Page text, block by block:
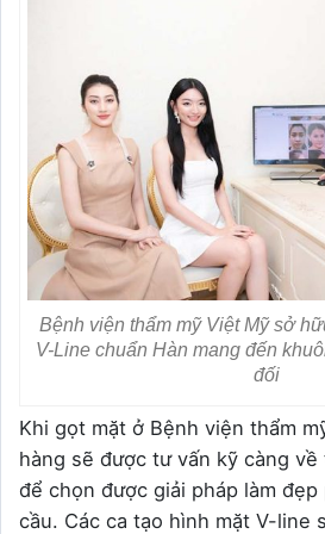
Bệnh viện thẩm mỹ Việt Mỹ sở
V-Line chuẩn Hàn mang đến
đối
Khi gọt mặt ở Bệnh viện thẩm
hàng sẽ được tư vấn kỹ càng
để chọn được giải pháp làm
cầu. Các ca tạo hình mặt V-line